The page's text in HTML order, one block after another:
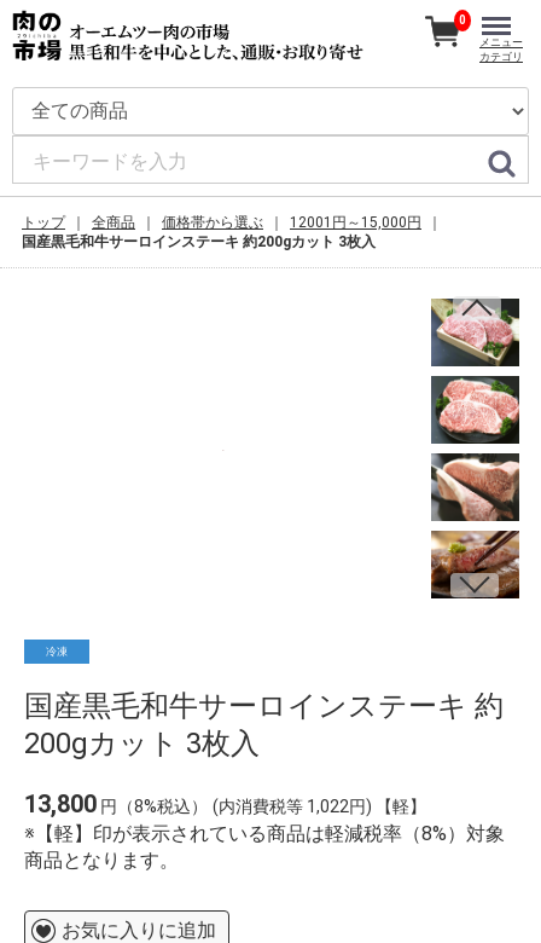
0
メニュー
カテゴリ
トップ 全商品 価格帯から選ぶ
12001円～15,000円
国産黒毛和牛サーロインステーキ 約200gカット 3枚入
冷凍
国産黒毛和牛サーロインステーキ 約
200gカット 3枚入
13,800 円（8%税込） (内消費税等 1,022円) 【軽】
※【軽】印が表示されている商品は軽減税率（8%）対象
商品となります。
お気に入りに追加